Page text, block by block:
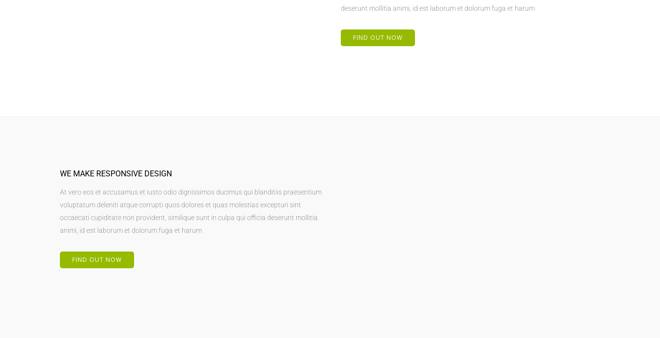
deserunt mollitia animi, id est laborum et dolorum fuga et harum
FIND OUT NOW
WE MAKE RESPONSIVE DESIGN
At vero eos et accusamus et iusto odio dignissimos ducimus qui blanditiis praesentium
voluptatum deleniti atque corrupti quos dolores et quas molestias excepturi sint
occaecati cupiditate non provident, similique sunt in culpa qui officia deserunt mollitia
animi, id est laborum et dolorum fuga et harum
FIND OUT NOW